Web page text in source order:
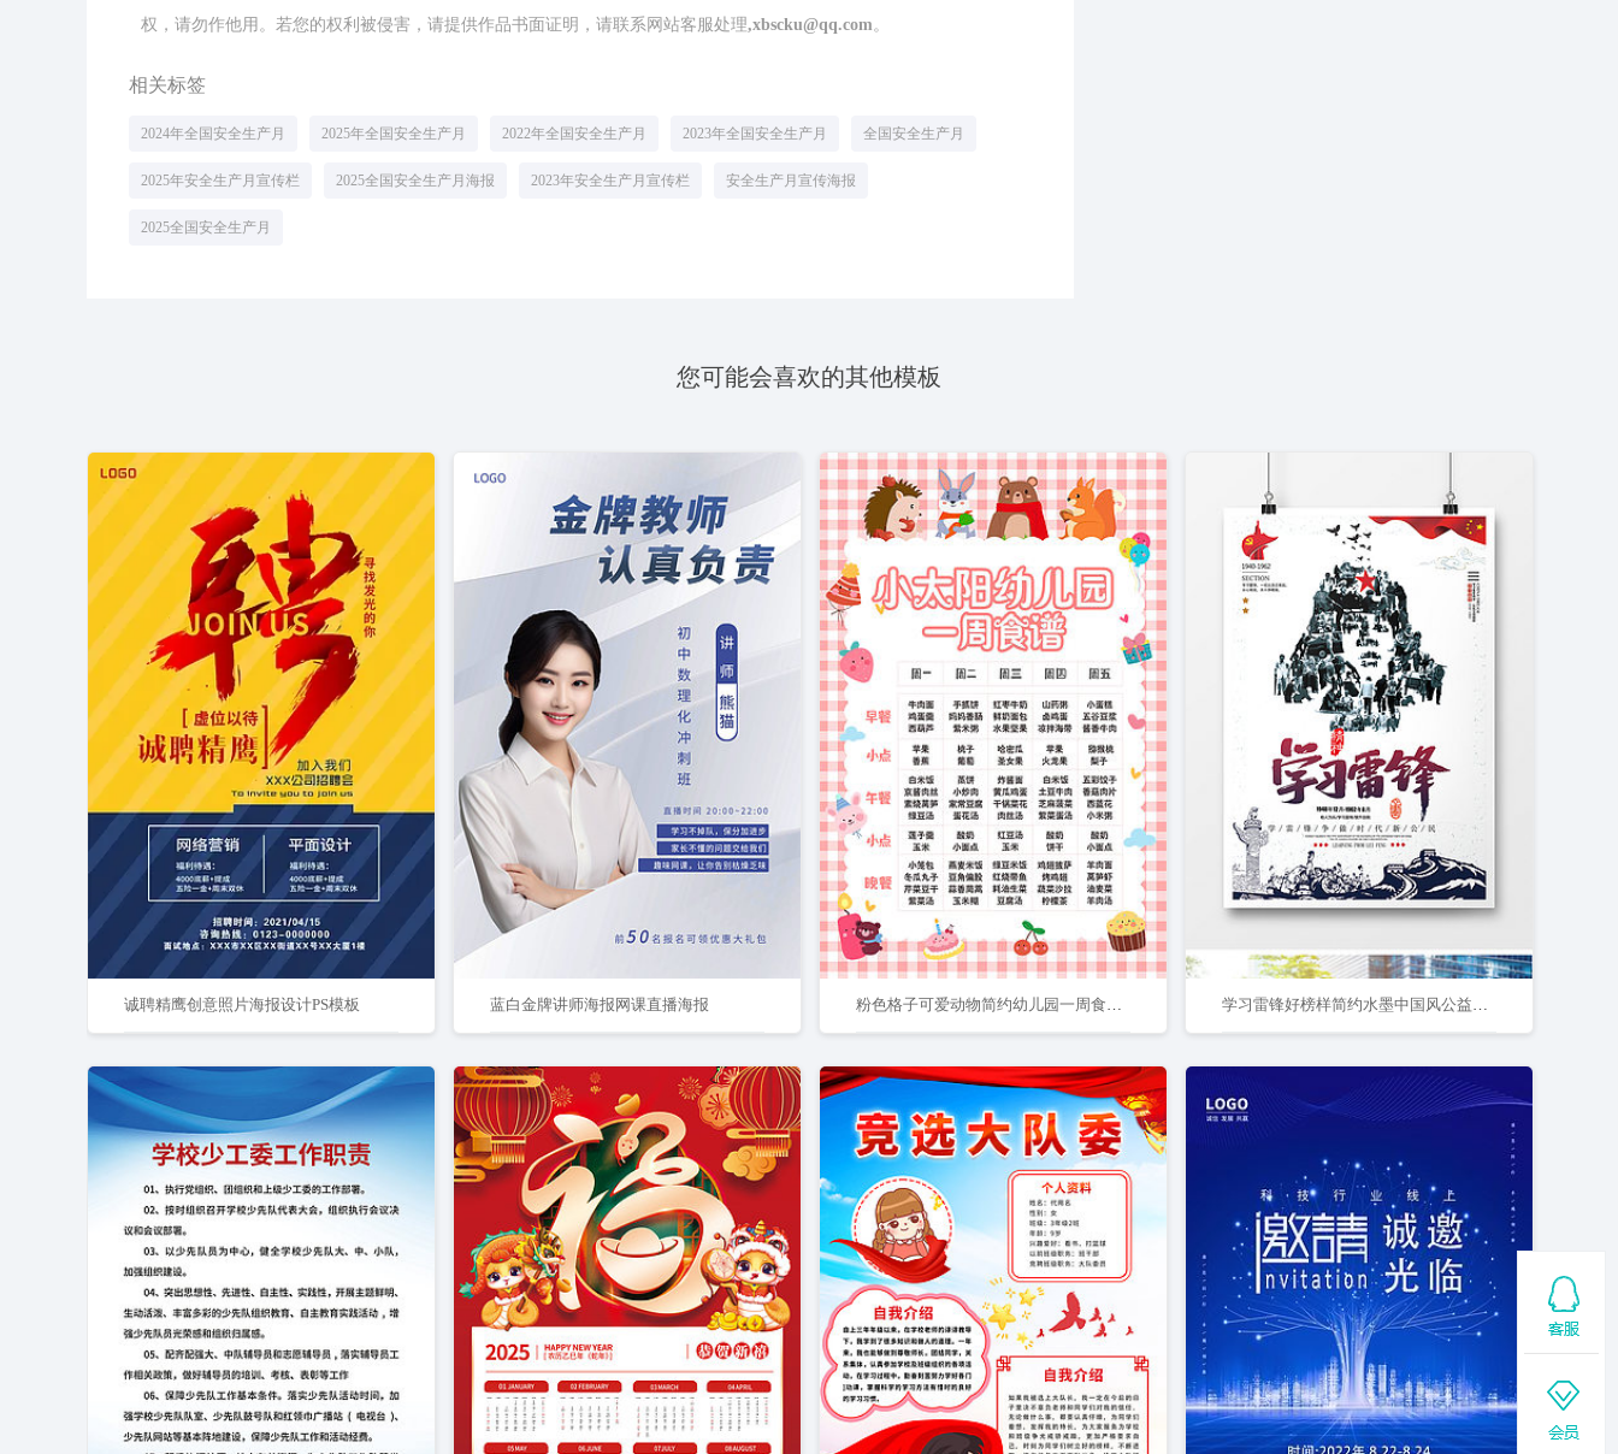
权，请勿作他用。若您的权利被侵害，请提供作品书面证明，请联系网站客服处理,xbscku@qq.com。
相关标签
2024年全国安全生产月 2025年全国安全生产月 2022年全国安全生产月 2023年全国安全生产月 全国安全生产月
2025年安全生产月宣传栏 2025全国安全生产月海报 2023年安全生产月宣传栏 安全生产月宣传海报
2025全国安全生产月
您可能会喜欢的其他模板
诚聘精鹰创意照片海报设计PS模板 蓝白金牌讲师海报网课直播海报 粉色格子可爱动物简约幼儿园一周食谱幼儿园食谱手机文案海报 学习雷锋好榜样简约水墨中国风公益海报